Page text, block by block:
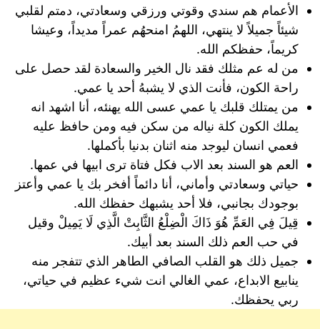
الأعمام هم سندي وقوتي ورزقي وسعادتي، دمتم لقلبي
شيئاً جميلاً لا ينتهي، اللهمُ امنحهُم عمراً مديداً، وعيشا
كريماً، حفظكم الله.
من له عم مثلك فقد نال الخير والسعادة لقد حصل على
راحة الكون، فأنت الذي لا يشبهُ أحد يا عمي.
من يمتلك قلبك يا عمي عسى الله يهنئه، أنا اشهد انه
يملك الكون كلة نياله من سكن فيه ومن حافظ عليه
فعمي انسان ليوجد منه اثنان بدنيا بأكملها.
العم هو السند بعد الاب فكل فتاة ترى ابيها في عمها.
حياتي وسعادتي وأماني، أنا دائماً أفخر بك يا عمي وأعتز
بوجودك بجانبي، فلا أحد يشبهك حفظك الله.
قِيلَ فِي العَمِّ هُوَ ذَاكَ الْضِلْعُ الثَّابِتْ الَّذِي لَا يَمِيلْ وقيل
في حب العم ذلك السند بعد أبيك.
جميل ذلك هو القلب الصافي الطاهر الذي تتفجر منه
ينابيع الابداع، عمي الغالي انت شيء عظيم في حياتي،
ربي يحفظك.